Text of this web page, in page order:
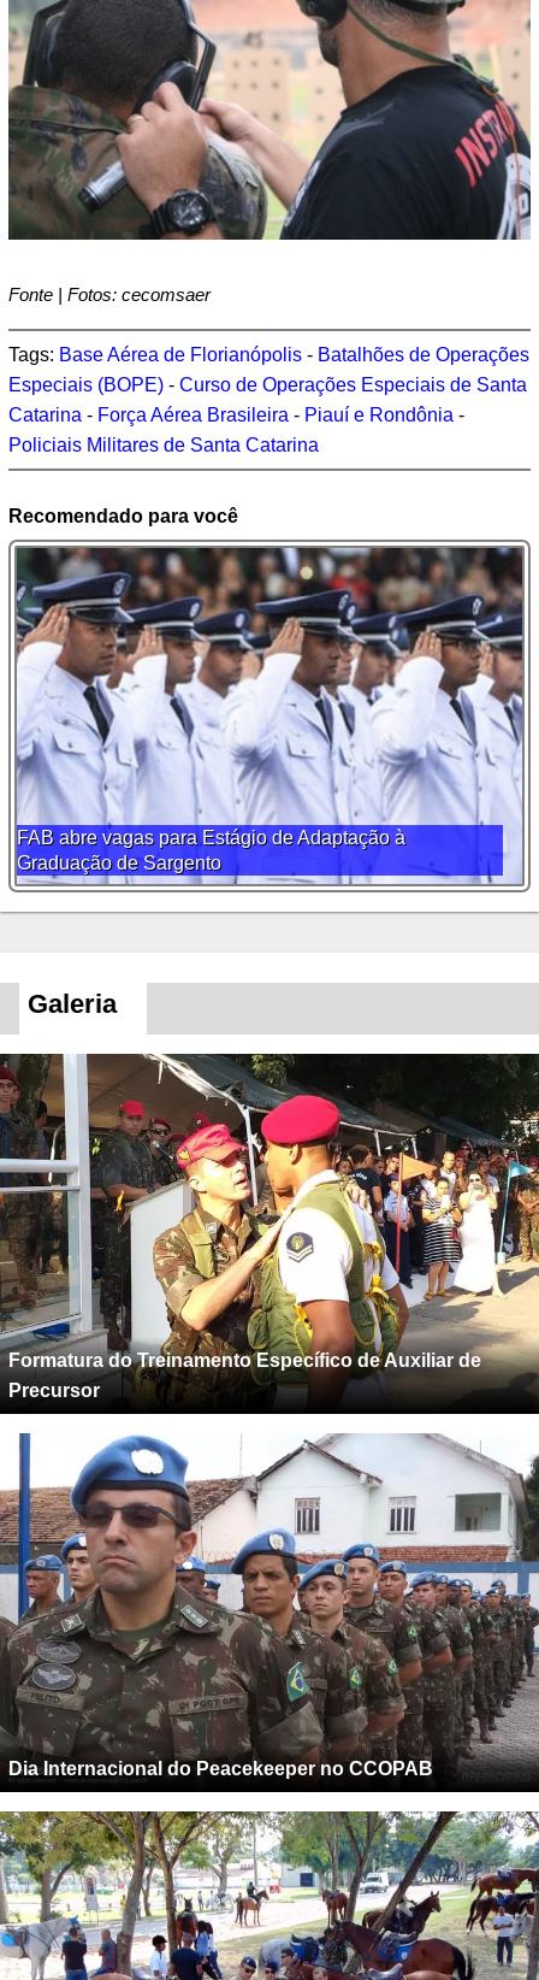
Fonte | Fotos: cecomsaer
Tags: Base Aérea de Florianópolis - Batalhões de Operações
Especiais (BOPE) - Curso de Operações Especiais de Santa
Catarina - Força Aérea Brasileira - Piauí e Rondônia -
Policiais Militares de Santa Catarina
Recomendado para você
FAB abre vagas para Estágio de Adaptação à
Graduação de Sargento
Galeria
Formatura do Treinamento Específico de Auxiliar de
Precursor
Dia Internacional do Peacekeeper no CCOPAB